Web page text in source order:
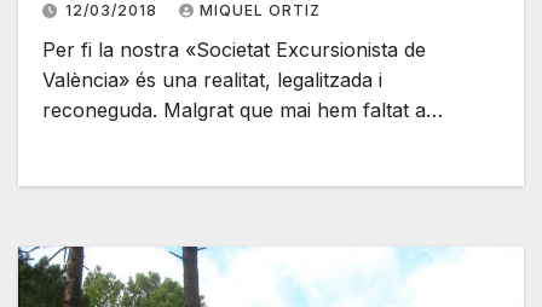
12/03/2018 MIQUEL ORTIZ
Per fi la nostra «Societat Excursionista de
València» és una realitat, legalitzada i
reconeguda. Malgrat que mai hem faltat a…